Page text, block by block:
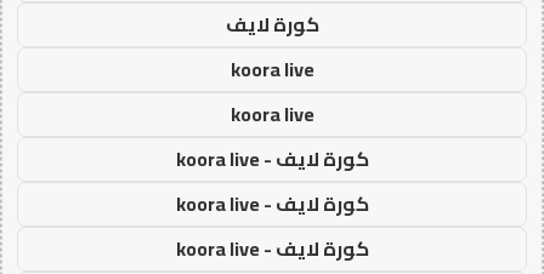
كورة لايف
koora live
koora live
كورة لايف - koora live
كورة لايف - koora live
كورة لايف - koora live